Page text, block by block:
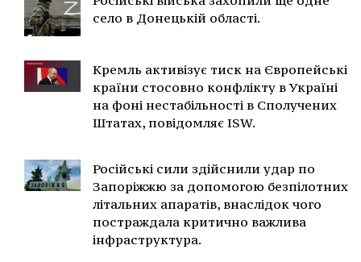
село в Донецькій області.
Кремль активізує тиск на Європейські
країни стосовно конфлікту в Україні
на фоні нестабільності в Сполучених
Штатах, повідомляє ISW.
Російські сили здійснили удар по
Запоріжжю за допомогою безпілотних
літальних апаратів, внаслідок чого
постраждала критично важлива
інфраструктура.